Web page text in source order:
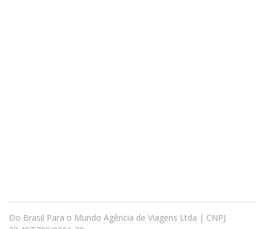
Do Brasil Para o Mundo Agência de Viagens Ltda | CNPJ